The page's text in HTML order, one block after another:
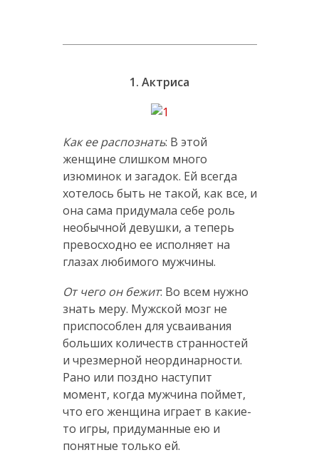
1. Актриса
Как ее распознать: В этой
женщине слишком много
изюминок и загадок. Ей всегда
хотелось быть не такой, как все, и
она сама придумала себе роль
необычной девушки, а теперь
превосходно ее исполняет на
глазах любимого мужчины.
От чего он бежит: Во всем нужно
знать меру. Мужской мозг не
приспособлен для усваивания
больших количеств странностей
и чрезмерной неординарности.
Рано или поздно наступит
момент, когда мужчина поймет,
что его женщина играет в какие-
то игры, придуманные ею и
понятные только ей.